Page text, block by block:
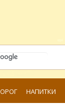
НАПИТКИ